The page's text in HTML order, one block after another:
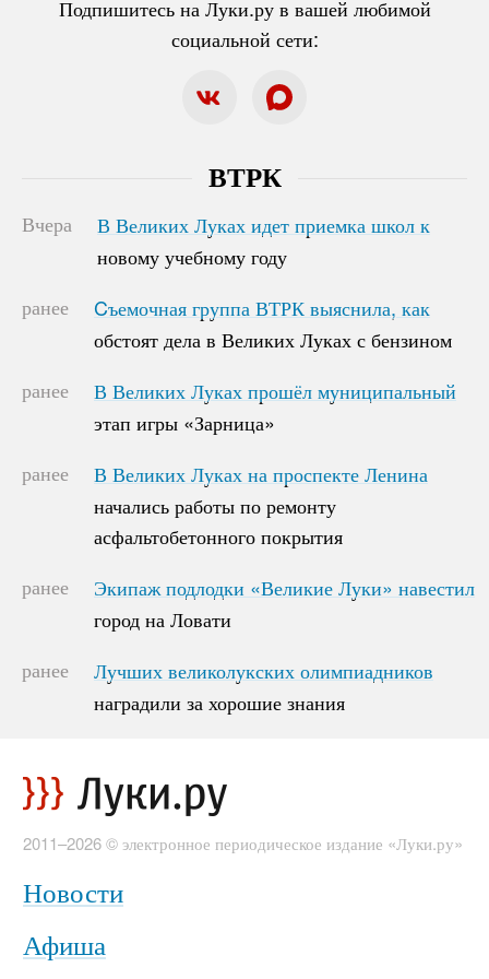
Подпишитесь на Луки.ру в вашей любимой
социальной сети:
ВТРК
Вчера
В Великих Луках идет приемка школ к
новому учебному году
В Великих Луках идет приемка школ к
новому учебному году
ранее
Cъемочная группа ВТРК выяснила, как
обстоят дела в Великих Луках с бензином
Cъемочная группа ВТРК выяснила, как
обстоят дела в Великих Луках с бензином
ранее
В Великих Луках прошёл муниципальный
этап игры «Зарница»
В Великих Луках прошёл муниципальный
этап игры «Зарница»
ранее
В Великих Луках на проспекте Ленина
начались работы по ремонту
асфальтобетонного покрытия
В Великих Луках на проспекте Ленина
начались работы по ремонту
асфальтобетонного покрытия
ранее
Экипаж подлодки «Великие Луки» навестил
город на Ловати
Экипаж подлодки «Великие Луки» навестил
город на Ловати
ранее
Лучших великолукских олимпиадников
наградили за хорошие знания
Лучших великолукских олимпиадников
наградили за хорошие знания
2011–2026 © электронное периодическое издание «Луки.ру»
Новости
Афиша